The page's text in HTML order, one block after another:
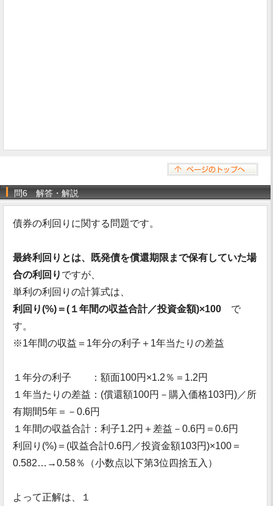
問6 解答・解説
債券の利回りに関する問題です。
最終利回りとは、既発債を償還期限まで保有していた場
合の利回り ですが、
単利の利回りの計算式は、
利回り(%)＝(１年間の収益合計／投資金額)×100 で
す。
※1年間の収益＝1年分の利子＋1年当たりの差益
１年分の利子 ：額面100円×1.2％＝1.2円
１年当たりの差益：(償還額100円－購入価格103円)／所
有期間5年＝－0.6円
１年間の収益合計：利子1.2円＋差益－0.6円＝0.6円
利回り(%)＝(収益合計0.6円／投資金額103円)×100＝
0.582…→0.58％（小数点以下第3位四捨五入）
よって正解は、１